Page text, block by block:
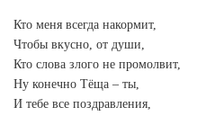
Кто меня всегда накормит,
Чтобы вкусно, от души,
Кто слова злого не промолвит,
Ну конечно Тёща – ты,
И тебе все поздравления,